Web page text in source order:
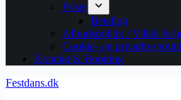
Priser
Betaling
Afbudspolitik / Vilkår &
Cookie- og
Kontakt & Booking
Festdans.dk